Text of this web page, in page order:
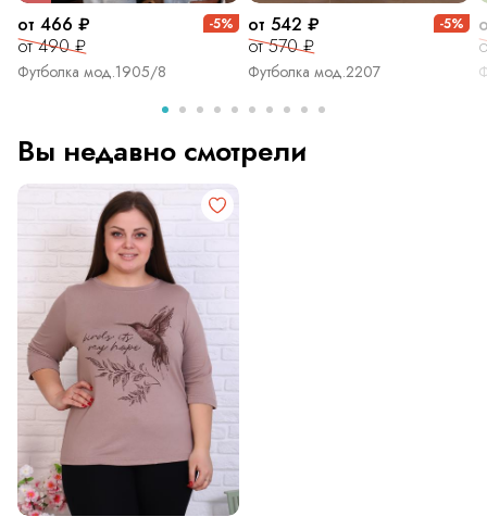
от 466 ₽
от 490 ₽
-5%
Футболка мод.1905/8
от 542 ₽
от 570 ₽
-5%
Футболка мод.2207
Вы недавно смотрели